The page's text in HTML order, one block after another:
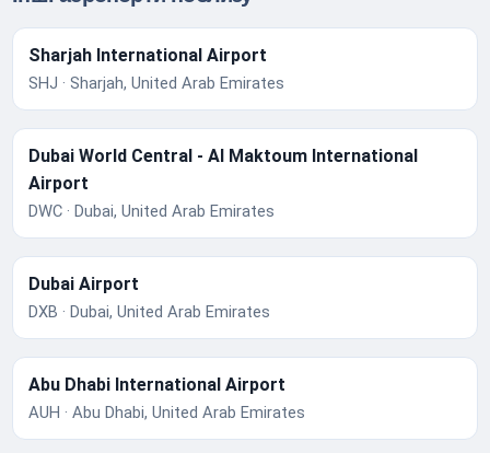
Sharjah International Airport
SHJ · Sharjah, United Arab Emirates
Dubai World Central - Al Maktoum International
Airport
DWC · Dubai, United Arab Emirates
Dubai Airport
DXB · Dubai, United Arab Emirates
Abu Dhabi International Airport
AUH · Abu Dhabi, United Arab Emirates